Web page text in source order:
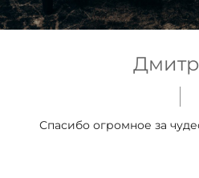
Спасибо огромное за